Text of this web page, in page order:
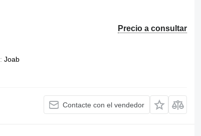
Precio a consultar
Joab
Contacte con el vendedor